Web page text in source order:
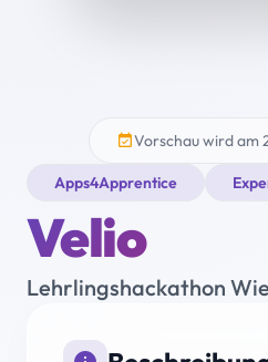
event_availableVorschau wird am
Apps4Apprentice
Velio
Lehrlingshackathon